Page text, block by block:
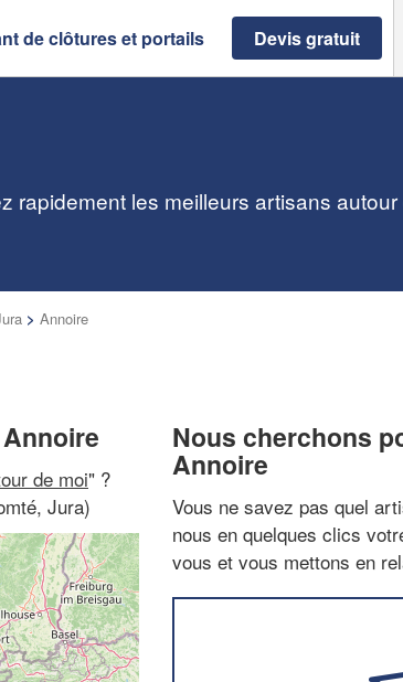
de clôtures et portails Devis gratuit
rapidement les meilleurs artisans autour
> Annoire
de moi" ?
Jura)
Nous cherchons
Annoire
Vous ne savez pas quel
nous en quelques clics
vous et vous mettons en